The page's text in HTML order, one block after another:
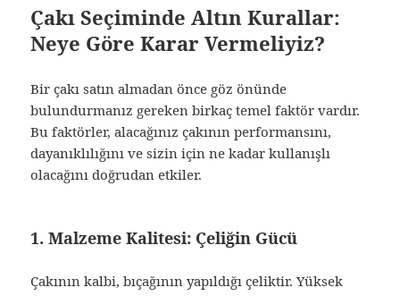
Çakı Seçiminde Altın Kurallar:
Neye Göre Karar Vermeliyiz?
Bir çakı satın almadan önce göz önünde
bulundurmanız gereken birkaç temel faktör vardır.
Bu faktörler, alacağınız çakının performansını,
dayanıklılığını ve sizin için ne kadar kullanışlı
olacağını doğrudan etkiler.
1. Malzeme Kalitesi: Çeliğin Gücü
Çakının kalbi, bıçağının yapıldığı çeliktir. Yüksek